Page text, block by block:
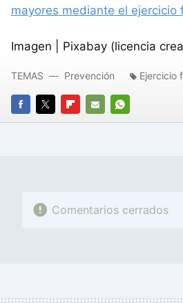
mayores mediante el ejercicio
Imagen | Pixabay (licencia
FACEBOOK
TWITTERFLIPBOARD
E-
WHATSAPP
TEMAS Prevención Ejercicio
Comentarios cerrados